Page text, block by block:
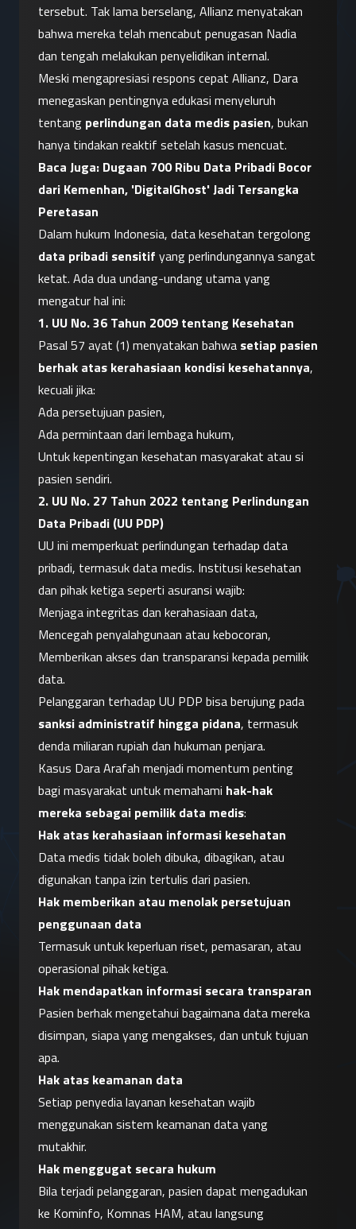
tersebut. Tak lama berselang, Allianz menyatakan
bahwa mereka telah mencabut penugasan Nadia
dan tengah melakukan penyelidikan internal.
Meski mengapresiasi respons cepat Allianz, Dara
menegaskan pentingnya edukasi menyeluruh
tentang perlindungan data medis pasien, bukan
hanya tindakan reaktif setelah kasus mencuat.
Baca Juga: Dugaan 700 Ribu Data Pribadi Bocor
dari Kemenhan, 'DigitalGhost' Jadi Tersangka
Peretasan
data pribadi sensitif yang perlindungannya sangat
ketat. Ada dua undang-undang utama yang
mengatur hal ini:
1. UU No. 36 Tahun 2009 tentang Kesehatan
Pasal 57 ayat (1) menyatakan bahwa setiap pasien
berhak atas kerahasiaan kondisi kesehatannya,
kecuali jika:
Ada persetujuan pasien,
Ada permintaan dari lembaga hukum,
Untuk kepentingan kesehatan masyarakat atau si
pasien sendiri.
2. UU No. 27 Tahun 2022 tentang Perlindungan
Data Pribadi (UU PDP)
UU ini memperkuat perlindungan terhadap data
pribadi, termasuk data medis. Institusi kesehatan
dan pihak ketiga seperti asuransi wajib:
Menjaga integritas dan kerahasiaan data,
Mencegah penyalahgunaan atau kebocoran,
Memberikan akses dan transparansi kepada pemilik
data.
sanksi administratif hingga pidana, termasuk
denda miliaran rupiah dan hukuman penjara.
Kasus Dara Arafah menjadi momentum penting
bagi masyarakat untuk memahami hak-hak
mereka sebagai pemilik data medis:
Hak atas kerahasiaan informasi kesehatan
Data medis tidak boleh dibuka, dibagikan, atau
digunakan tanpa izin tertulis dari pasien.
Hak memberikan atau menolak persetujuan
penggunaan data
Termasuk untuk keperluan riset, pemasaran, atau
operasional pihak ketiga.
Hak mendapatkan informasi secara transparan
Pasien berhak mengetahui bagaimana data mereka
disimpan, siapa yang mengakses, dan untuk tujuan
apa.
Hak atas keamanan data
Setiap penyedia layanan kesehatan wajib
menggunakan sistem keamanan data yang
mutakhir.
Hak menggugat secara hukum
Bila terjadi pelanggaran, pasien dapat mengadukan
ke Kominfo, Komnas HAM, atau langsung